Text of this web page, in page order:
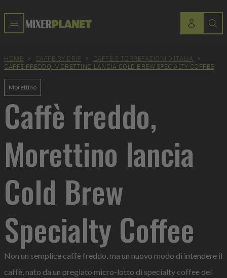
HOME > CAFFÈ BY DRIP > CAFFÈ E TORREFAZIONI D’ITALIA
>
CAFFÈ FREDDO, MORETTINO LANCIA COLD BREW SPECIALTY COFFEE
Morettino
Caffè freddo,
Morettino lancia
Cold Brew
Specialty Coffee
Non un semplice caffè freddo, ma un nuovo modo di intendere il
caffè, nato da un pregiato micro-lotto di specialty coffee del